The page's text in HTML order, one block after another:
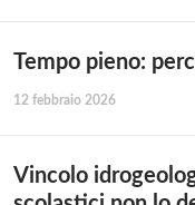
Tempo pieno:
12 febbraio 2026
Vincolo